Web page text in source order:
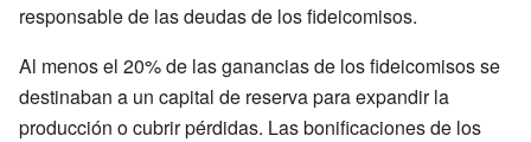
responsable de las deudas de los fideicomisos.
Al menos el 20% de las ganancias de los fideicomisos se
destinaban a un capital de reserva para expandir la
producción o cubrir pérdidas. Las bonificaciones de los